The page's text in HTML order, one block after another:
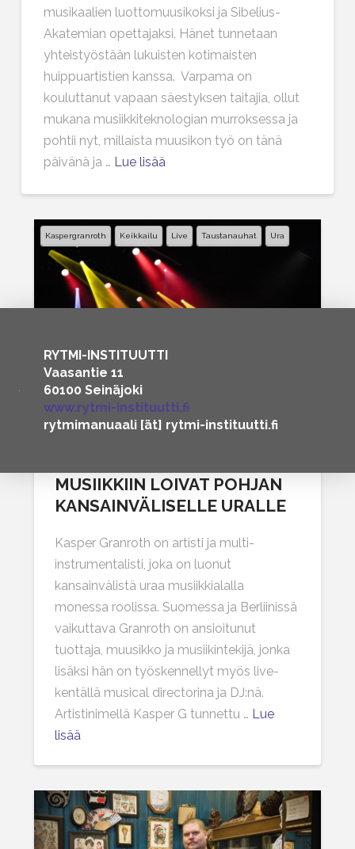
musikaalien luottomuusikoksi ja Sibelius-
Akatemian opettajaksi. Hänet tunnetaan
yhteistyöstään lukuisten kotimaisten
huippuartistien kanssa. Varpama on
kouluttanut vapaan säestyksen taitajia, ollut
mukana musiikkiteknologian murroksessa ja
pohtii nyt, millaista muusikon työ on tänä
päivänä ja … Lue lisää
MUSIIKKIIN LOIVAT POHJAN
KANSAINVÄLISELLE URALLE
Kasper Granroth on artisti ja multi-
instrumentalisti, joka on luonut
kansainvälistä uraa musiikkialalla
monessa roolissa. Suomessa ja Berliinissä
vaikuttava Granroth on ansioitunut
tuottaja, muusikko ja musiikintekijä, jonka
lisäksi hän on työskennellyt myös live-
kentällä musical directorina ja DJ:nä.
Artistinimellä Kasper G tunnettu … Lue
lisää
Kaspergranroth Keikkailu Live Taustanauhat Ura
2
RYTMI-INSTITUUTTI
Vaasantie 11
60100 Seinäjoki
www.rytmi-instituutti.fi
rytmimanuaali [ät] rytmi-instituutti.fi